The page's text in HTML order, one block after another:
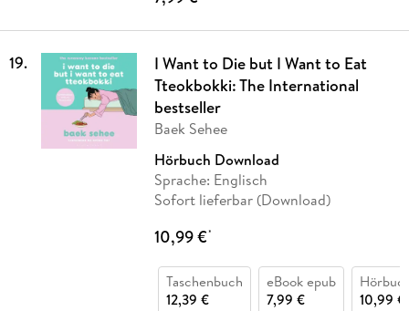
19.
I Want to Die but I Want to Eat
Tteokbokki: The International
bestseller
Baek Sehee
Hörbuch Download
Sprache: Englisch
Sofort lieferbar (Download)
10,99 €*
Taschenbuch
12,39 €
eBook epub
7,99 €
10,99 €